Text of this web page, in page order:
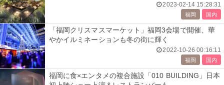
2023-02-14 15:28:31
福岡 国内
「福岡クリスマスマーケット」福岡3会場で開催、華
やかイルミネーションも冬の街に輝く
2022-10-26 00:16:11
福岡 国内
福岡に食×エンタメの複合施設「010 BUILDING」日本